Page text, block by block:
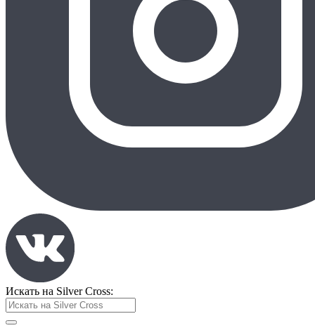
Искать на Silver Cross: